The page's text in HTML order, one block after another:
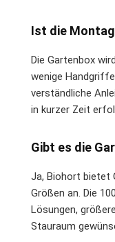
Ist die
Die Gartenbox
wenige
verständliche
in kurzer Zeit
Gibt es die
Ja, Biohort bietet
Größen an. Die
Lösungen,
Stauraum